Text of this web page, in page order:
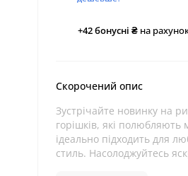
+42бонусні ₴на
Скорочений опис
Зустрічайте новинку на
горішків, які
ідеально підходить для
стиль. Насолоджуйтесь